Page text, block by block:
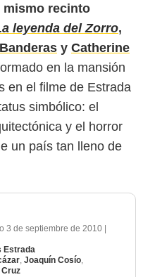
mismo recinto
leyenda del Zorro,
y Catherine
en la mansión
en el filme de Estrada
simbólico: el
y el horror
un país tan lleno de
3 de septiembre de 2010
Estrada
, Joaquín Cosío,
Cruz